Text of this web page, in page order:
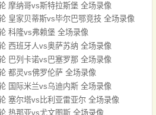
摩纳哥vs斯特拉斯堡 全场录像
皇家贝蒂斯vs毕尔巴鄂竞技 全场录像
科隆vs弗赖堡 全场录像
西班牙人vs奥萨苏纳 全场录像
巴列卡诺vs巴塞罗那 全场录像
都灵vs佛罗伦萨 全场录像
国际米兰vs乌迪内斯 全场录像
塞尔塔vs比利亚雷亚尔 全场录像
热那亚vs尤文图斯 全场录像